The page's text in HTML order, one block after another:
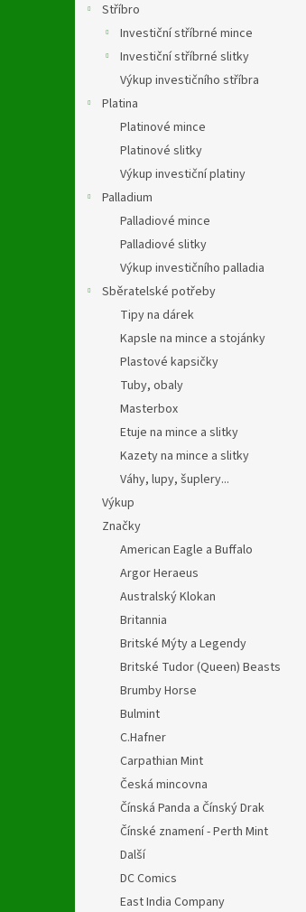
Stříbro
Investiční stříbrné mince
Investiční stříbrné slitky
Výkup investičního stříbra
Platina
Platinové mince
Platinové slitky
Výkup investiční platiny
Palladium
Palladiové mince
Palladiové slitky
Výkup investičního palladia
Sběratelské potřeby
Tipy na dárek
Kapsle na mince a stojánky
Plastové kapsičky
Tuby, obaly
Masterbox
Etuje na mince a slitky
Kazety na mince a slitky
Váhy, lupy, šuplery...
Výkup
Značky
American Eagle a Buffalo
Argor Heraeus
Australský Klokan
Britannia
Britské Mýty a Legendy
Britské Tudor (Queen) Beasts
Brumby Horse
Bulmint
C.Hafner
Carpathian Mint
Česká mincovna
Čínská Panda a Čínský Drak
Čínské znamení - Perth Mint
Další
DC Comics
East India Company